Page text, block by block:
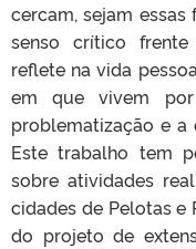
cercam, sejam
senso crítico
reflete na vida
em que vivem por
problematização e a
Este trabalho tem
sobre atividades
cidades de Pelotas e
do projeto de